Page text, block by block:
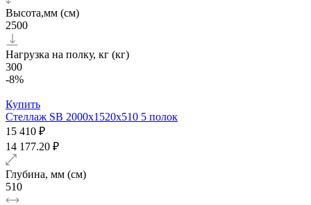
Высота,мм (см)
2500
Нагрузка на полку, кг (кг)
300
-8%
Купить
Стеллаж SB 2000х1520x510 5 полок
15 410 ₽
14 177.20 ₽
Глубина, мм (см)
510